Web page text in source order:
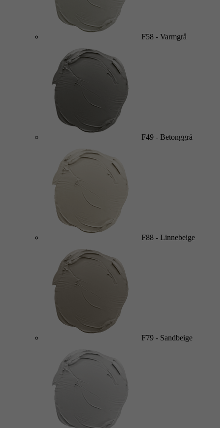
F58 - Varmgrå
F49 - Betonggrå
F88 - Linnebeige
F79 - Sandbeige